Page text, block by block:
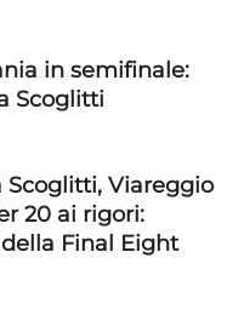
in semifinale:
Scoglitti
Scoglitti, Viareggio
20 ai rigori:
Final Eight